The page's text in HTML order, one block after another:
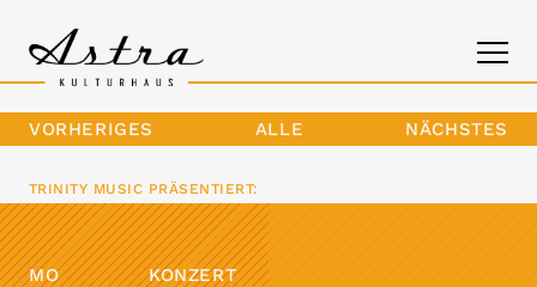
PROGRAMM
DAS ASTRA
VORHERIGES ALLE NÄCHSTES
TRINITY MUSIC PRÄSENTIERT:
MO KONZERT